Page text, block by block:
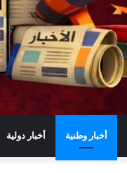
أخبار وطنية أخبار دولية